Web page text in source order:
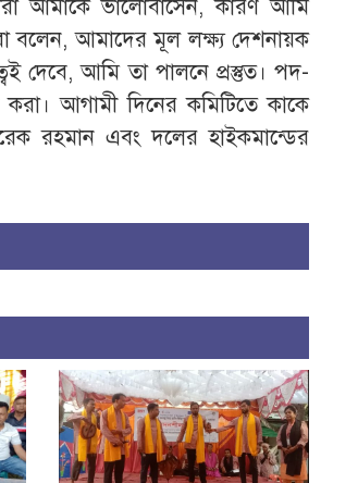
আমাকে ভালোবাসেন, কারণ আমি
বলেন, আমাদের মূল লক্ষ্য দেশনায়ক
দেবে, আমি তা পালনে প্রস্তুত। পদ-
আগামী দিনের কমিটিতে কাকে
রহমান এবং দলের হাইকমান্ডের